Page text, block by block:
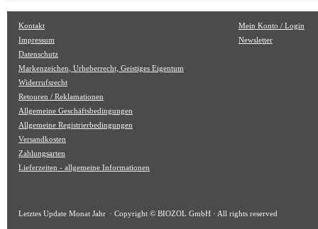
Kontakt
Impressum
Datenschutz
Markenzeichen, Urheberrecht, Geistiges Eigentum
Widerrufsrecht
Retouren / Reklamationen
Allgemeine Geschäftsbedingungen
Allgemeine Registrierbedingungen
Versandkosten
Zahlungsarten
Lieferzeiten - allgemeine Informationen
Mein Konto / Login
Newsletter
Letztes Update Monat Jahr · Copyright © BIOZOL GmbH · All rights reserved